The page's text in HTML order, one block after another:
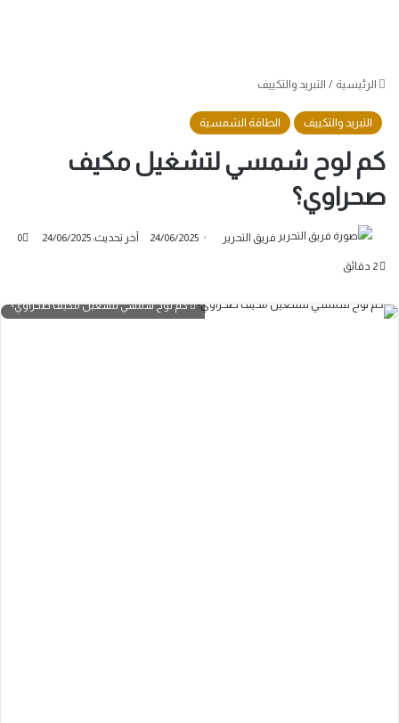
الرئيسية / التبريد والتكييف
التبريد والتكييف الطاقة الشمسية
كم لوح شمسي لتشغيل مكيف
صحراوي؟
فريق التحرير 24/06/2025 آخر تحديث: 24/06/2025 0
كم لوح شمسي لتشغيل مكيف صحراوي؟